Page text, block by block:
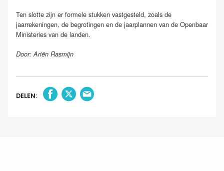
Ten slotte zijn er formele stukken vastgesteld, zoals de
jaarrekeningen, de begrotingen en de jaarplannen van de Openbaar
Ministeries van de landen.
Door: Ariën Rasmijn
DELEN: